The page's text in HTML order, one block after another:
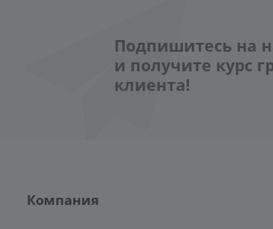
Подпишитесь на
и получите курс
клиента!
Компания